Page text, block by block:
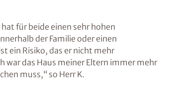
für beide einen sehr hohen
der Familie oder einen
ein Risiko, das er nicht mehr
war das Haus meiner Eltern immer mehr
muss,“ so Herr K.